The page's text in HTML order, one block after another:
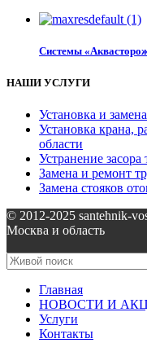
Системы
НАШИ УСЛУГИ
Установка и
Установка крана,
области
Устранение
Замена и ремонт
Замена стояков
© 2012-2025 santehnik-
Москва и область
Главная
НОВОСТИ И
Услуги
Контакты